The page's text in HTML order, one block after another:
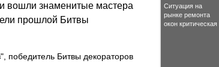
вошли знаменитые мастера
прошлой Битвы
победитель Битвы декораторов
Ситуация на
рынке ремонта
окон критическая